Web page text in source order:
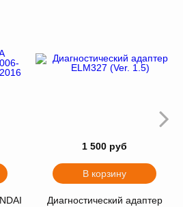
1 500 руб
В корзину
Диагностический адаптер